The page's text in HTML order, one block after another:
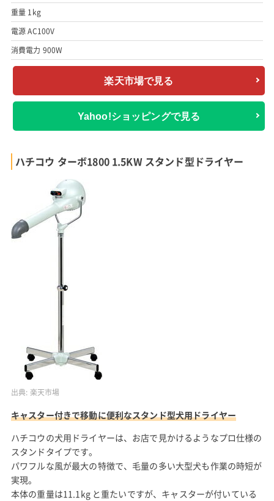
重量 1kg
電源 AC100V
消費電力 900W
楽天市場で見る
Yahoo!ショッピングで見る
ハチコウ ターボ1800 1.5KW スタンド型ドライヤー
出典: 楽天市場
キャスター付きで移動に便利なスタンド型犬用ドライヤー
ハチコウの犬用ドライヤーは、お店で見かけるようなプロ仕様の
スタンドタイプです。
パワフルな風が最大の特徴で、毛量の多い大型犬も作業の時短が
実現。
本体の重量は11.1kg と重たいですが、キャスターが付いている